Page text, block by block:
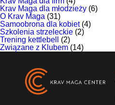
Krav Maga dla młodzieży (6)
O Krav Maga (31)
Samoobrona dla kobiet(4)
Szkolenia strzeleckie (2)
Trening kettlebell
(2)
Związane z Klubem (14)